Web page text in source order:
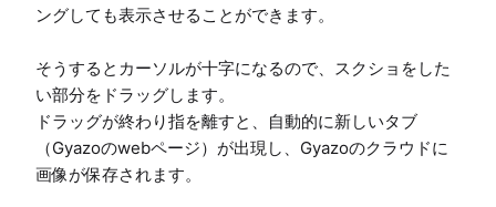
ングしても表示させることができます。
そうするとカーソルが十字になるので、スクショをした
い部分をドラッグします。
ドラッグが終わり指を離すと、自動的に新しいタブ
（Gyazoのwebページ）が出現し、Gyazoのクラウドに
画像が保存されます。